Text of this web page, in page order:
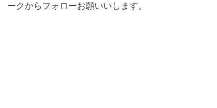
ークからフォローお願いいします。